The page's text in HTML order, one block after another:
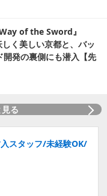
of the Sword』
く美しい京都と、バッ
発の裏側にも潜入【先
る
入スタッフ/未経験OK/